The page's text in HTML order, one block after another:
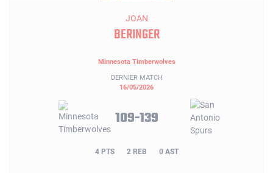
JOAN
BERINGER
Minnesota Timberwolves
DERNIER MATCH
16/05/2026
109-139
4 PTS 2 REB 0 AST